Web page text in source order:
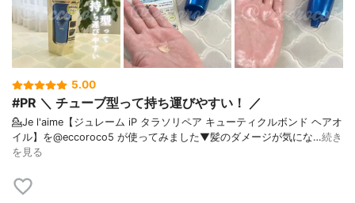
5.00
#PR ＼ チューブ型って持ち運びやすい！ ／
💁Je l'aime【ジュレーム iP タラソリペア キューティクルボンド ヘアオ
イル】を@eccoroco5 が使ってみました⁡⁡⁡⁡▼⁡髪のダメージが気にな…続き
を見る